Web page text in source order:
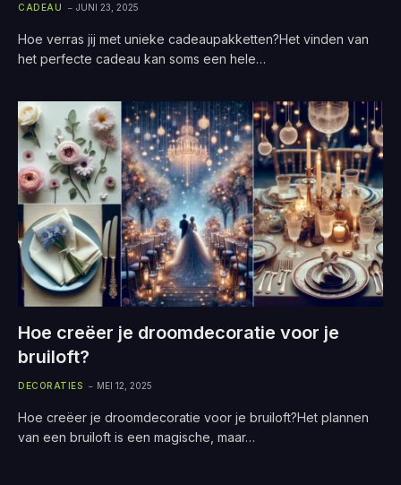
CADEAU JUNI 23, 2025
Hoe verras jij met unieke cadeaupakketten?Het vinden van
het perfecte cadeau kan soms een hele…
Hoe creëer je droomdecoratie voor je
bruiloft?
DECORATIES MEI 12, 2025
Hoe creëer je droomdecoratie voor je bruiloft?Het plannen
van een bruiloft is een magische, maar…